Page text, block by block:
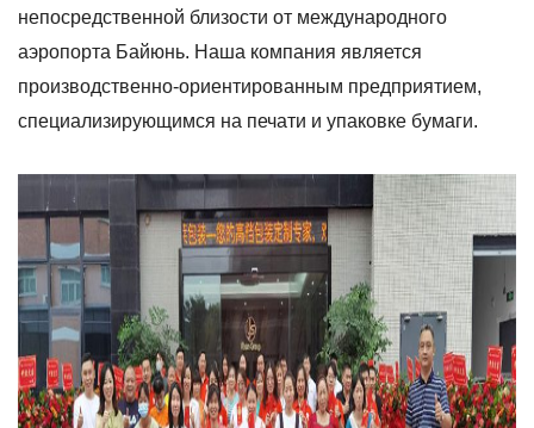
непосредственной близости от международного
аэропорта Байюнь. Наша компания является
производственно-ориентированным предприятием,
специализирующимся на печати и упаковке бумаги.